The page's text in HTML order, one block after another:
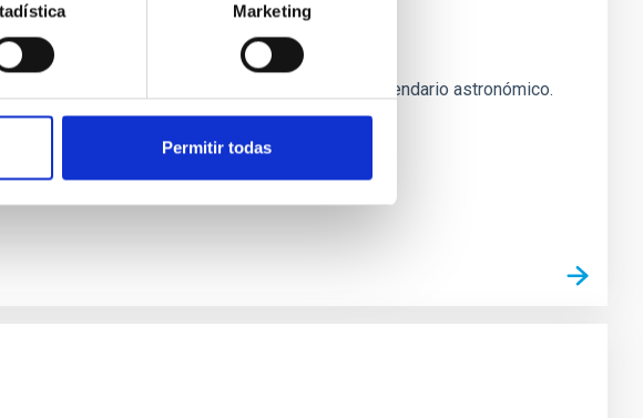
Marketing
Permitir todas
de la Ciencia y el Cosmos (MCC) publican su calendario astronómico.
12 de agosto, que